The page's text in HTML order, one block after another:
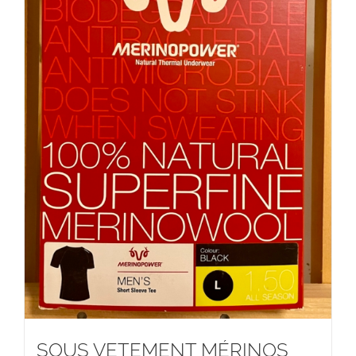
SOUS VETEMENT MÉRINOS